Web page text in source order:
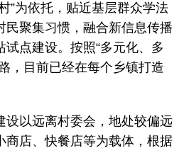
”为依托，贴近基层群众学法
民聚集习惯，融合新信息传播
点建设。按照“多元化、多
，目前已经在每个乡镇打造
以远离村委会，地处较偏远
商店、快餐店等为载体，根据